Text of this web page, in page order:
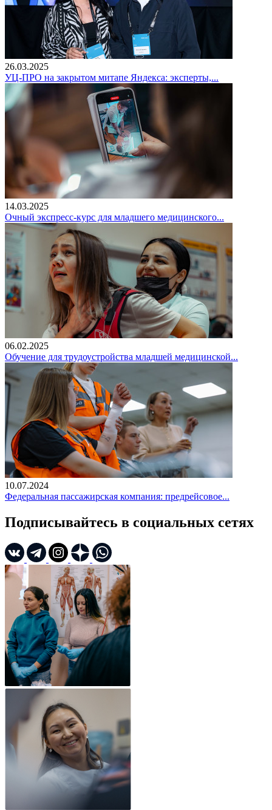
26.03.2025
УЦ-ПРО на закрытом митапе Яндекса: эксперты,...
14.03.2025
Очный экспресс-курс для младшего медицинского...
06.02.2025
Обучение для трудоустройства младшей медицинской...
10.07.2024
Федеральная пассажирская компания: предрейсовое...
Подписывайтесь в социальных сетях